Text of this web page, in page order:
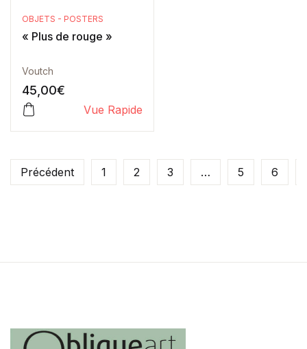
OBJETS - POSTERS
« Plus de rouge »
Voutch
45,00€
Vue Rapide
Précédent 1 2 3 … 5 6